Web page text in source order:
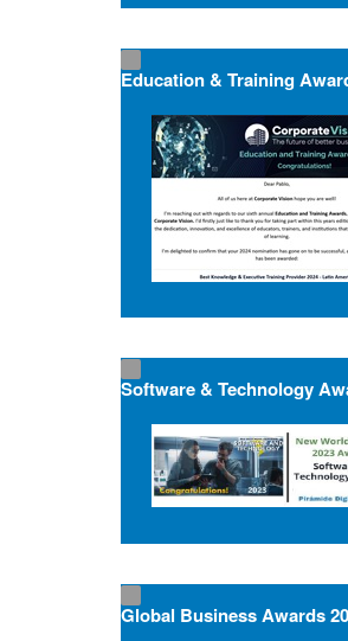
Education & Training
Software & Technology
Global Business Awards